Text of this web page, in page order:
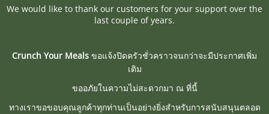
We would like to thank our customers for your support over the
last couple of years.
Crunch Your Meals ขอแจ้งปิดครัวชั่วคราวจนกว่าจะมีประกาศเพิ่ม
เติม
ขออภัยในความไม่สะดวกมา ณ ที่นี้
ทางเราขอขอบคุณลูกค้าทุกท่านเป็นอย่างยิ่งสำหรับการสนับสนุนตลอด